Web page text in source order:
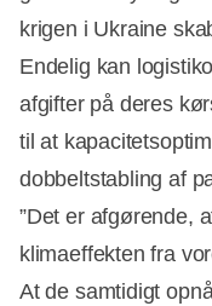
krigen i Ukraine
Endelig kan
afgifter på deres
til at
dobbeltstabling af
”Det er afgørende,
klimaeffekten fra
At de samtidigt